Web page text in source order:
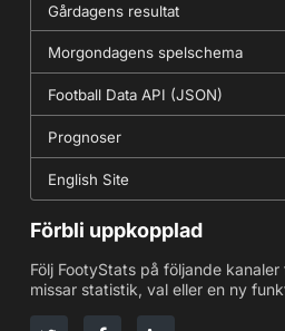
Gårdagens resultat
Morgondagens spelschema
Football Data API (JSON)
Prognoser
English Site
Förbli uppkopplad
Följ FootyStats på följande
missar statistik, val eller en ny